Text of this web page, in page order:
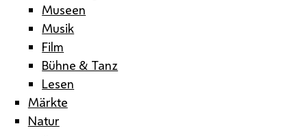
Museen
Musik
Film
Bühne & Tanz
Lesen
Märkte
Natur